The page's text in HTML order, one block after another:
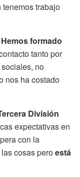
trabajo
Hemos formado
tanto por
no
nos ha costado
División
expectativas en
con la
cosas peroestá